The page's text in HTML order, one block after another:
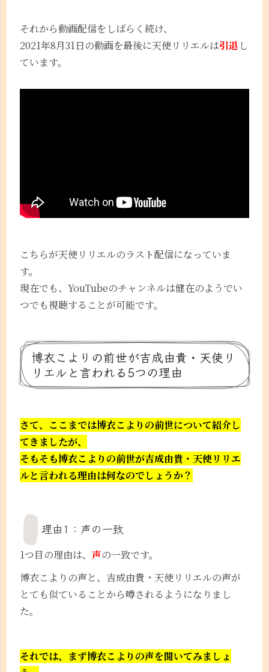
それから動画配信をしばらく続け、
2021年8月31日の動画を最後に天使リリエルは引退 し
ています。
こちらが天使リリエルのラスト配信になっていま
す。
現在でも、YouTubeのチャンネルは健在のようでい
つでも視聴することが可能です。
博衣こよりの前世が吉成由貴・天使リ
リエルと言われる5つの理由
さて、ここまでは博衣こよりの前世について紹介し
てきましたが、
そもそも博衣こよりの前世が吉成由貴・天使リリエ
ルと言われる理由は何なのでしょうか？
理由1：声の一致
1つ目の理由は、 声の一致です。
博衣こよりの声と、吉成由貴・天使リリエルの声が
とても似ていることから噂されるようになりまし
た。
それでは、まず博衣こよりの声を聞いてみましょ